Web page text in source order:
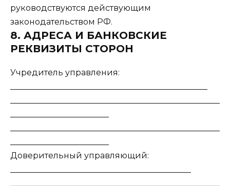
руководствуются действующим
законодательством РФ.
8. АДРЕСА И БАНКОВСКИЕ
РЕКВИЗИТЫ СТОРОН
Учредитель управления:
Доверительный управляющий: